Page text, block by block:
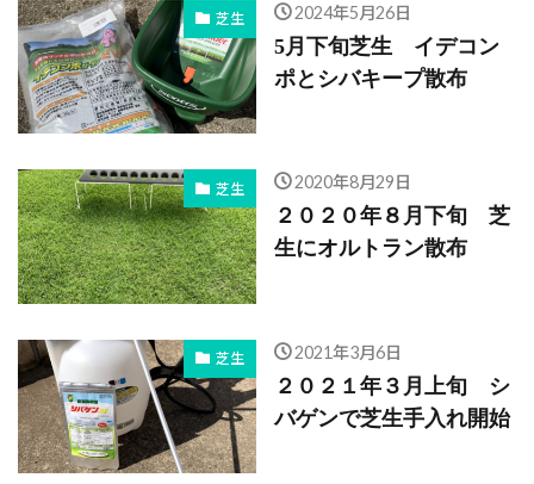
芝生 2024年5月26日
5月下旬芝生 イデコン
ポとシバキープ散布
芝生 2020年8月29日
２０２０年８月下旬 芝
生にオルトラン散布
芝生 2021年3月6日
２０２１年３月上旬 シ
バゲンで芝生手入れ開始